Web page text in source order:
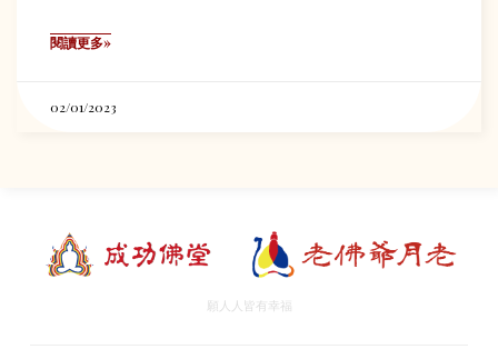
閱讀更多»
02/01/2023
願人人皆有幸福